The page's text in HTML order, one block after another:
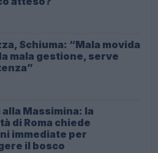
Schiuma: “Mala movida
mala gestione, serve
Massimina: la
di Roma chiede
immediate per
il bosco